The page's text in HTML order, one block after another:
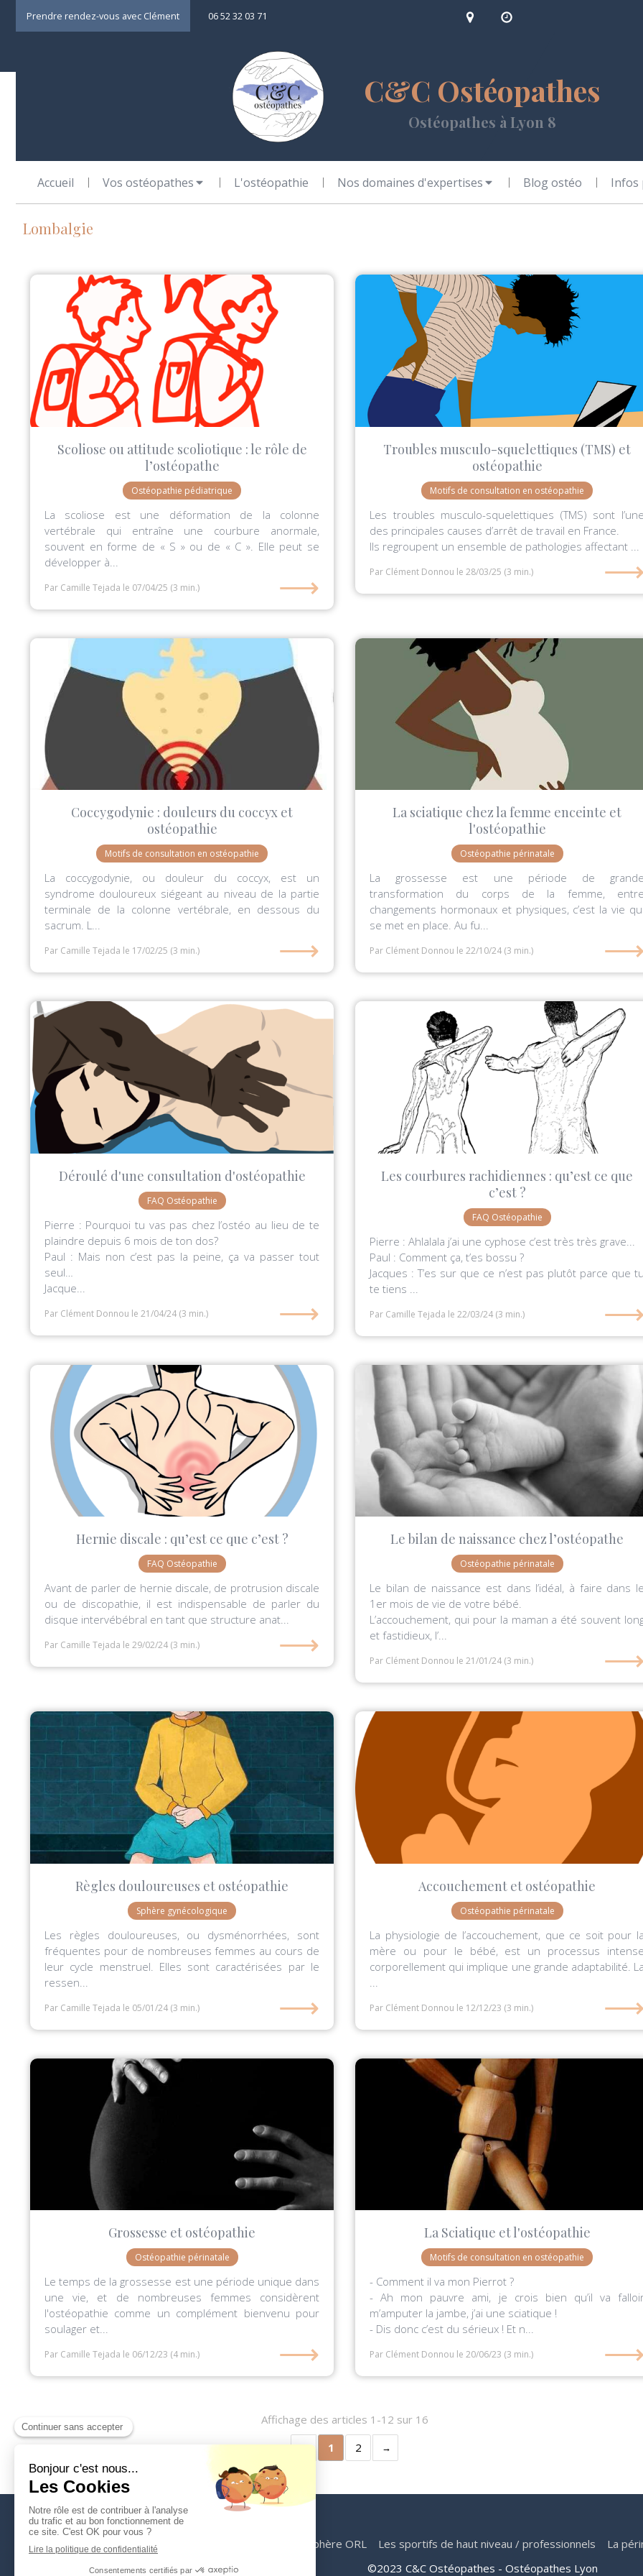
Prendre rendez-vous avec Clément 06 52 32 03 71
C&C Ostéopathes
Ostéopathes à Lyon 8
Accueil Vos ostéopathes L'ostéopathie Nos domaines d'expertises Blog ostéo Infos
Lombalgie
Scoliose ou attitude scoliotique : le rôle de
l’ostéopathe
Ostéopathie pédiatrique
La scoliose est une déformation de la colonne
vertébrale qui entraîne une courbure anormale,
souvent en forme de « S » ou de « C ». Elle peut se
développer à...
Par Camille Tejada le 07/04/25 (3 min.) ⟶
Troubles musculo-squelettiques (TMS) et
ostéopathie
Motifs de consultation en ostéopathie
Les troubles musculo-squelettiques (TMS) sont
des principales causes d’arrêt de travail en France.
Ils regroupent un ensemble de pathologies affectant ...
Par Clément Donnou le 28/03/25 (3 min.)
Coccygodynie : douleurs du coccyx et
ostéopathie
Motifs de consultation en ostéopathie
La coccygodynie, ou douleur du coccyx, est un
syndrome douloureux siégeant au niveau de la partie
terminale de la colonne vertébrale, en dessous du
sacrum. L...
Par Camille Tejada le 17/02/25 (3 min.) ⟶
La sciatique chez la femme enceinte et
l'ostéopathie
Ostéopathie périnatale
La grossesse est une période de
transformation du corps de la femme,
changements hormonaux et physiques, c’est la vie
se met en place. Au fu...
Par Clément Donnou le 22/10/24 (3 min.)
Déroulé d'une consultation d'ostéopathie
FAQ Ostéopathie
Pierre : Pourquoi tu vas pas chez l’ostéo au lieu de te
plaindre depuis 6 mois de ton dos?
Paul : Mais non c’est pas la peine, ça va passer tout
seul…
Jacque...
Par Clément Donnou le 21/04/24 (3 min.) ⟶
Les courbures rachidiennes : qu’est ce que
c’est ?
FAQ Ostéopathie
Pierre : Ahlalala j’ai une cyphose c’est très très grave...
Paul : Comment ça, t’es bossu ?
Jacques : T’es sur que ce n’est pas plutôt parce que
te tiens ...
Par Camille Tejada le 22/03/24 (3 min.)
Hernie discale : qu’est ce que c’est ?
FAQ Ostéopathie
Avant de parler de hernie discale, de protrusion discale
ou de discopathie, il est indispensable de parler du
disque intervébébral en tant que structure anat...
Par Camille Tejada le 29/02/24 (3 min.) ⟶
Le bilan de naissance chez l’ostéopathe
Ostéopathie périnatale
Le bilan de naissance est dans l’idéal, à faire dans
1er mois de vie de votre bébé.
L’accouchement, qui pour la maman a été souvent
et fastidieux, l’...
Par Clément Donnou le 21/01/24 (3 min.)
Règles douloureuses et ostéopathie
Sphère gynécologique
Les règles douloureuses, ou dysménorrhées, sont
fréquentes pour de nombreuses femmes au cours de
leur cycle menstruel. Elles sont caractérisées par le
ressen...
Par Camille Tejada le 05/01/24 (3 min.) ⟶
Accouchement et ostéopathie
Ostéopathie périnatale
La physiologie de l’accouchement, que ce soit pour
mère ou pour le bébé, est un processus
corporellement qui implique une grande adaptabilité.
Par Clément Donnou le 12/12/23 (3 min.)
Grossesse et ostéopathie
Ostéopathie périnatale
Le temps de la grossesse est une période unique dans
une vie, et de nombreuses femmes considèrent
l'ostéopathie comme un complément bienvenu pour
soulager et...
Par Camille Tejada le 06/12/23 (4 min.) ⟶
La Sciatique et l'ostéopathie
Motifs de consultation en ostéopathie
- Comment il va mon Pierrot ?
- Ah mon pauvre ami, je crois bien qu’il va
m’amputer la jambe, j’ai une sciatique !
- Dis donc c’est du sérieux ! Et n...
Par Clément Donnou le 20/06/23 (3 min.)
Affichage des articles 1-12 sur 16
1
2
Accueil Vos ostéopathes La sphère ORL Les sportifs de haut niveau / professionnels
La
©2023 C&C Ostéopathes - Ostéopathes Lyon